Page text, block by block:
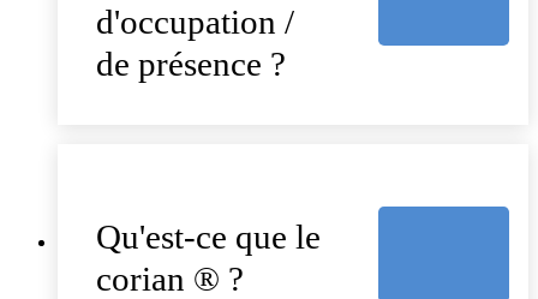
d'occupation /
de présence ?
Qu'est-ce que le
corian ® ?